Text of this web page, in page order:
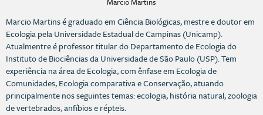
Marcio Martins é graduado em Ciência Biológicas, mestre e doutor em
Ecologia pela Universidade Estadual de Campinas (Unicamp).
Atualmentre é professor titular do Departamento de Ecologia do
Instituto de Biociências da Universidade de São Paulo (USP). Tem
experiência na área de Ecologia, com ênfase em Ecologia de
Comunidades, Ecologia comparativa e Conservação, atuando
principalmente nos seguintes temas: ecologia, história natural, zoologia
de vertebrados, anfíbios e répteis.